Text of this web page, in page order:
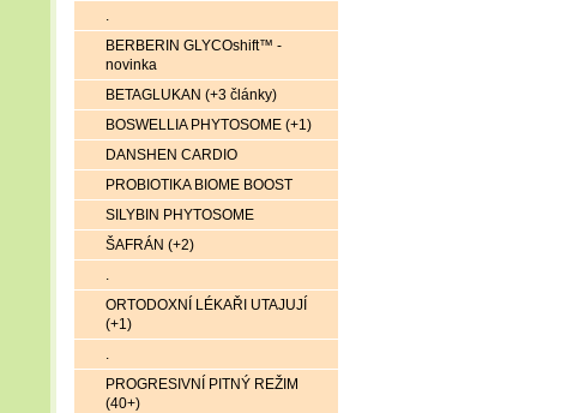
.
BERBERIN GLYCOshift™ -
novinka
BETAGLUKAN (+3 články)
BOSWELLIA PHYTOSOME (+1)
DANSHEN CARDIO
PROBIOTIKA BIOME BOOST
SILYBIN PHYTOSOME
ŠAFRÁN (+2)
.
ORTODOXNÍ LÉKAŘI UTAJUJÍ
(+1)
.
PROGRESIVNÍ PITNÝ REŽIM
(40+)